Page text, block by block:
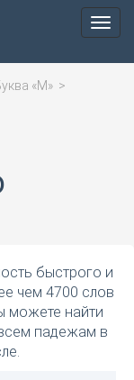
Меню
«М» >
быстрого и
чем 4700 слов
можете найти
падежам в